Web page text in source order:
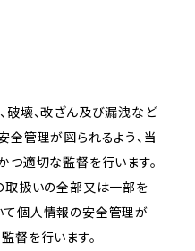
破壊、改ざん及び漏洩など
全管理が図られるよう、当
つ適切な監督を行います。
取扱いの全部又は一部を
て個人情報の安全管理が
督を行います。